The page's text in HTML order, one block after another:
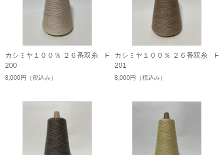
カシミヤ１００％ ２６番双糸 F
200
8,000円 （税込み）
カシミヤ１００％ ２６番双糸 F
201
8,000円 （税込み）